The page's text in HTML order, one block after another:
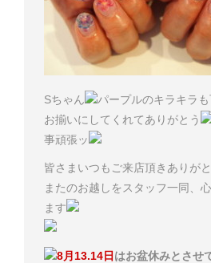
Sちゃん
パープルのキラキラ
お揃いにしてくれてありがとう
事頑張ッ
皆さまいつもご来店頂きありが
またのお越しをスタッフ一同、
ます
8月13.14日 はお盆休みとさせ